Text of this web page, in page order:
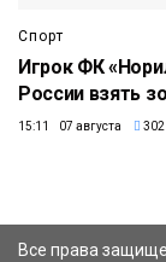
Спорт
Игрок ФК
России взять
15:11 07 августа 302
Все права